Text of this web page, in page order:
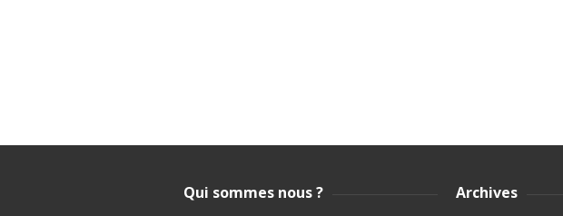
Qui sommes nous ? Archives